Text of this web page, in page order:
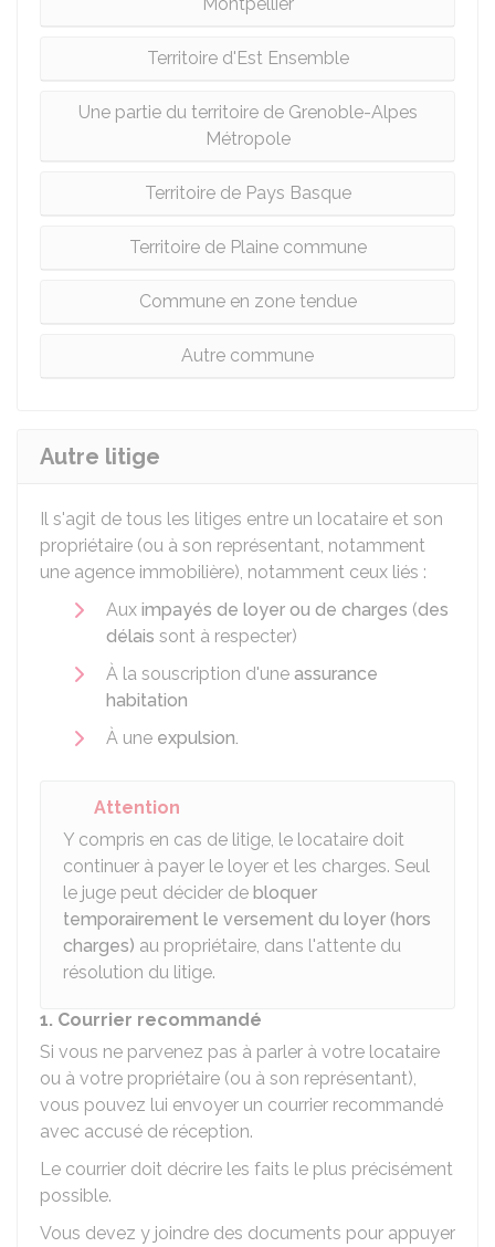
Territoire d'Est Ensemble
Une partie du territoire de Grenoble-Alpes
Métropole
Territoire de Pays Basque
Territoire de Plaine commune
Commune en zone tendue
Autre commune
Autre litige
Il s'agit de tous les litiges entre un locataire et son
propriétaire (ou à son représentant, notamment
une agence immobilière), notamment ceux liés :
Aux impayés de loyer ou de charges (des
délais sont à respecter)
À la souscription d'une assurance
habitation
À une expulsion.
Attention
Y compris en cas de litige, le locataire doit
continuer à payer le loyer et les charges. Seul
le juge peut décider de bloquer
temporairement le versement du loyer (hors
charges) au propriétaire, dans l'attente du
résolution du litige.
1. Courrier recommandé
Si vous ne parvenez pas à parler à votre locataire
ou à votre propriétaire (ou à son représentant),
vous pouvez lui envoyer un courrier recommandé
avec accusé de réception.
Le courrier doit décrire les faits le plus précisément
possible.
Vous devez y joindre des documents pour appuyer